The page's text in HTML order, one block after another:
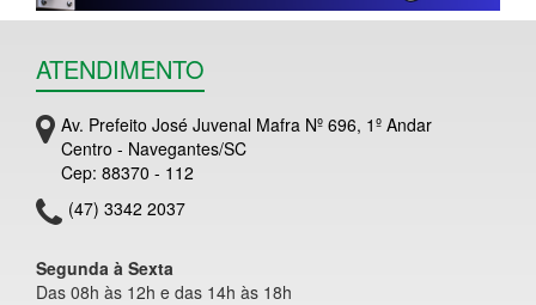
ATENDIMENTO
Av. Prefeito José Juvenal Mafra Nº 696, 1º Andar
Centro - Navegantes/SC
Cep: 88370 - 112
(47) 3342 2037
Segunda à Sexta
Das 08h às 12h e das 14h às 18h